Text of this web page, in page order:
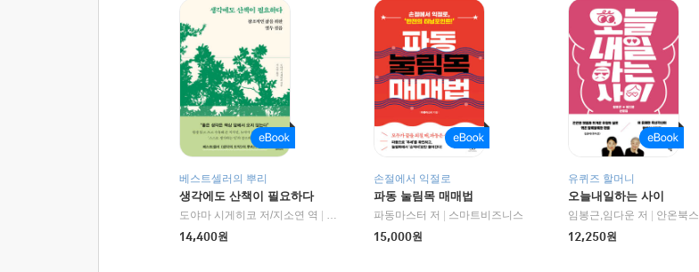
베스트셀러의 뿌리
생각에도 산책이 필요하다
도야마 시게히코 저/지소연 역
알에이치코리아(RHK)
14,400원
손절에서 익절로
파동 눌림목 매매법
파동마스터 저
스마트비즈니스
15,000원
유퀴즈 할머니
오늘내일하는 사이
임봉근,임다운 저
안온북스
12,250원